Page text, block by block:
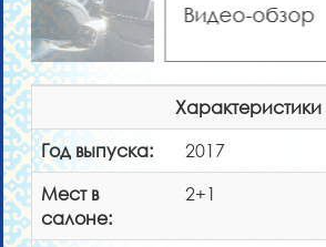
Видео-обзор
Характеристики
Год выпуска:
2017
Мест в
салоне:
2+1